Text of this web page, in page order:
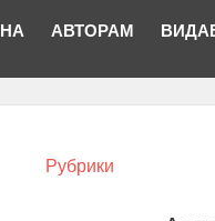
АВТОРАМ
Рубрики